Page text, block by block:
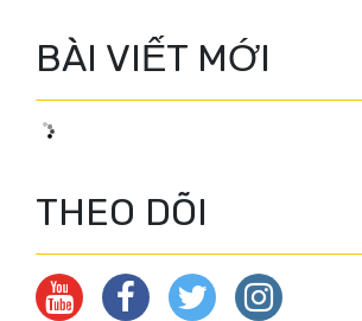
BÀI VIẾT MỚI
THEO DÕI